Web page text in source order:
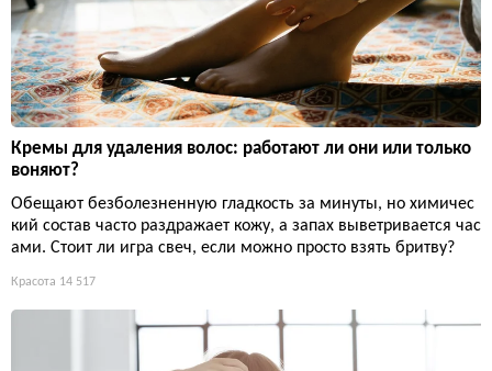
Кремы для удаления волос: работают ли они или только
воняют?
Обещают безболезненную гладкость за минуты, но химичес
кий состав часто раздражает кожу, а запах выветривается час
ами. Стоит ли игра свеч, если можно просто взять бритву?
Красота 14 517